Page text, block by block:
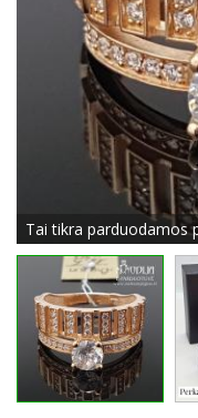
Tai tikra parduodamos